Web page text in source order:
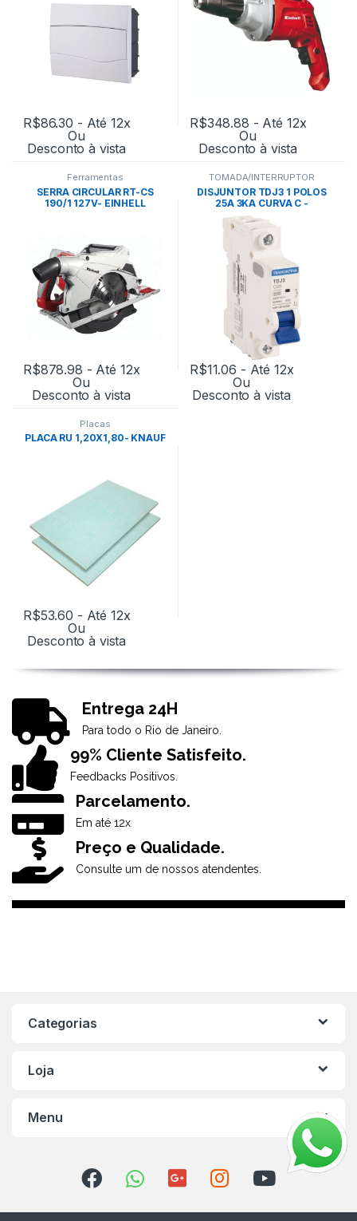
R$86.30 - Até 12x
Ou
Desconto à vista
R$348.88 - Até 12x
Ou
Desconto à vista
Ferramentas
SERRA CIRCULAR RT-CS
190/1 127V- EINHELL
R$878.98 - Até 12x
Ou
Desconto à vista
TOMADA/INTERRUPTOR
DISJUNTOR TDJ3 1 POLOS
25A 3KA CURVA C -
TRAMONTINA
R$11.06 - Até 12x
Ou
Desconto à vista
Placas
PLACA RU 1,20X1,80- KNAUF
R$53.60 - Até 12x
Ou
Desconto à vista
Entrega 24H
Para todo o Rio de Janeiro.
99% Cliente Satisfeito.
Feedbacks Positivos.
Parcelamento.
Em até 12x
Preço e Qualidade.
Consulte um de nossos atendentes.
Categorias
Loja
Menu